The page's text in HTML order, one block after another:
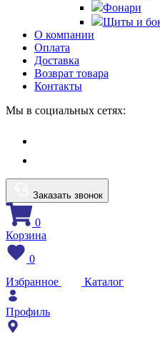
Фонари
Щиты и
О компании
Оплата
Доставка
Возврат товара
Контакты
Мы в социальных сетях:
Заказать звонок
0
Корзина
0
Избранное
Каталог
Профиль